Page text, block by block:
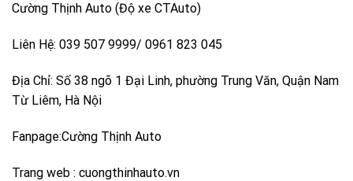
Cường Thịnh Auto (Độ xe CTAuto)
Liên Hệ: 039 507 9999/ 0961 823 045
Địa Chỉ: Số 38 ngõ 1 Đại Linh, phường Trung Văn, Quận Nam
Từ Liêm, Hà Nội
Fanpage:Cường Thịnh Auto
Trang web : cuongthinhauto.vn